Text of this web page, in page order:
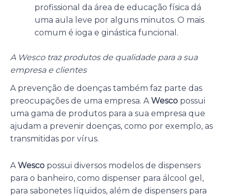
profissional da área de educação física dá
uma aula leve por alguns minutos. O mais
comum é ioga e ginástica funcional.
A Wesco traz produtos de qualidade para a sua
empresa e clientes
A prevenção de doenças também faz parte das
preocupações de uma empresa. AWesco possui
uma gama de produtos para a sua empresa que
ajudam a prevenir doenças, como por exemplo, as
transmitidas por vírus.
AWesco possui diversos modelos de dispensers
para o banheiro, como dispenser para álcool gel,
para sabonetes líquidos, além de dispensers para